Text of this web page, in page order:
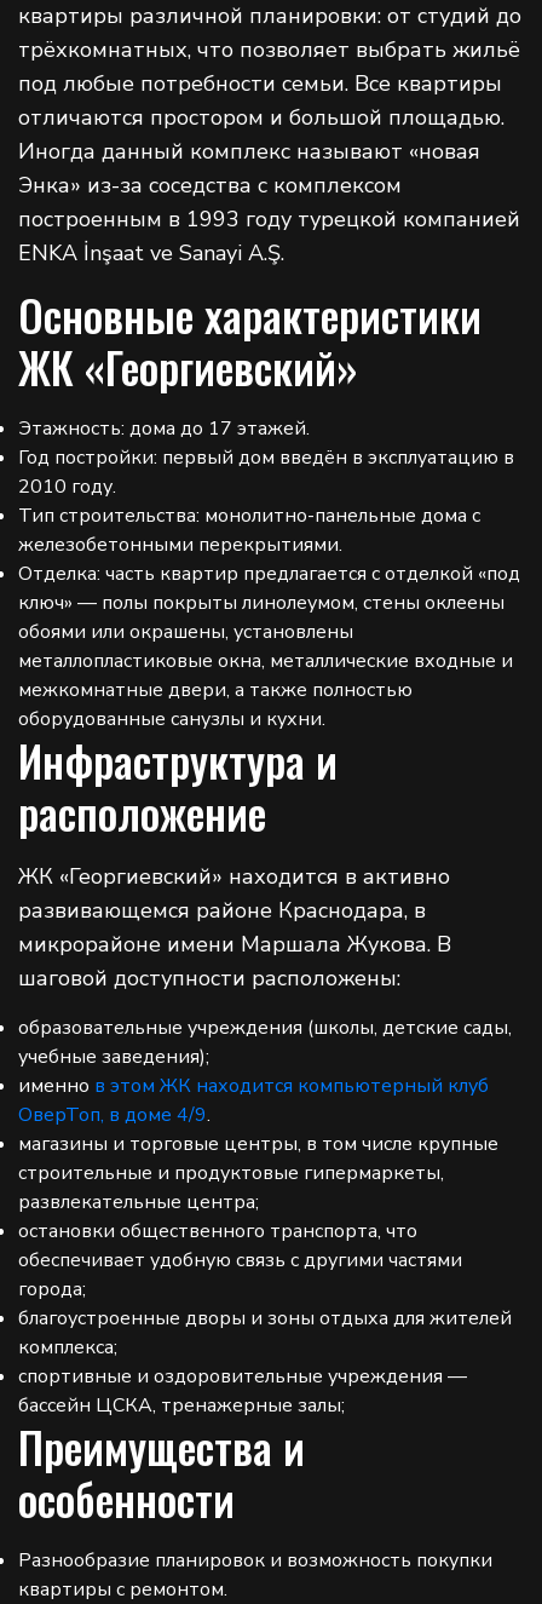
квартиры различной планировки: от студий до
трёхкомнатных, что позволяет выбрать жильё
под любые потребности семьи. Все квартиры
отличаются простором и большой площадью.
Иногда данный комплекс называют «новая
Энка» из-за соседства с комплексом
построенным в 1993 году турецкой компанией
ENKA İnşaat ve Sanayi A.Ş.
Основные характеристики
ЖК «Георгиевский»
Этажность: дома до 17 этажей.
Год постройки: первый дом введён в эксплуатацию в
2010 году.
Тип строительства: монолитно-панельные дома с
железобетонными перекрытиями.
Отделка: часть квартир предлагается с отделкой «под
ключ» — полы покрыты линолеумом, стены оклеены
обоями или окрашены, установлены
металлопластиковые окна, металлические входные и
межкомнатные двери, а также полностью
оборудованные санузлы и кухни.
Инфраструктура и
расположение
ЖК «Георгиевский» находится в активно
развивающемся районе Краснодара, в
микрорайоне имени Маршала Жукова. В
шаговой доступности расположены:
образовательные учреждения (школы, детские сады,
учебные заведения);
именно в этом ЖК находится компьютерный клуб
ОверТоп, в доме 4/9.
магазины и торговые центры, в том числе крупные
строительные и продуктовые гипермаркеты,
развлекательные центра;
остановки общественного транспорта, что
обеспечивает удобную связь с другими частями
города;
благоустроенные дворы и зоны отдыха для жителей
комплекса;
спортивные и оздоровительные учреждения —
бассейн ЦСКА, тренажерные залы;
Преимущества и
особенности
Разнообразие планировок и возможность покупки
квартиры с ремонтом.